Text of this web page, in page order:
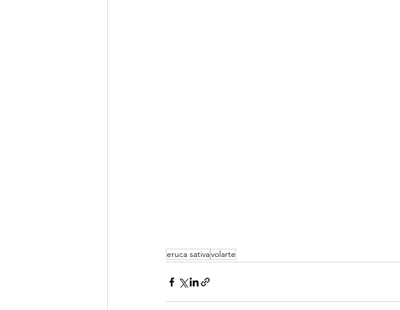
eruca sativavolarte